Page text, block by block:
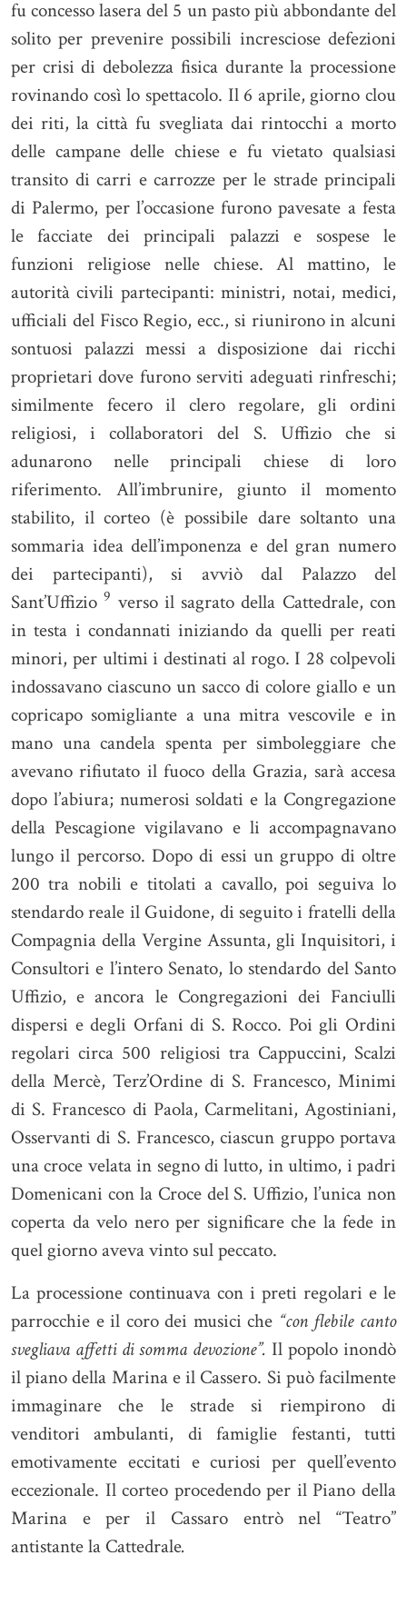
fu concesso lasera del 5 un pasto più abbondante del
solito per prevenire possibili incresciose defezioni
per crisi di debolezza fisica durante la processione
rovinando così lo spettacolo. Il 6 aprile, giorno clou
dei riti, la città fu svegliata dai rintocchi a morto
delle campane delle chiese e fu vietato qualsiasi
transito di carri e carrozze per le strade principali
di Palermo, per l’occasione furono pavesate a festa
le facciate dei principali palazzi e sospese le
funzioni religiose nelle chiese. Al mattino, le
autorità civili partecipanti: ministri, notai, medici,
ufficiali del Fisco Regio, ecc., si riunirono in alcuni
sontuosi palazzi messi a disposizione dai ricchi
proprietari dove furono serviti adeguati rinfreschi;
similmente fecero il clero regolare, gli ordini
religiosi, i collaboratori del S. Uffizio che si
adunarono nelle principali chiese di loro
riferimento. All’imbrunire, giunto il momento
stabilito, il corteo (è possibile dare soltanto una
sommaria idea dell’imponenza e del gran numero
dei partecipanti), si avviò dal Palazzo del
Sant’Uffizio9 verso il sagrato della Cattedrale, con
in testa i condannati iniziando da quelli per reati
minori, per ultimi i destinati al rogo. I 28 colpevoli
indossavano ciascuno un sacco di colore giallo e un
copricapo somigliante a una mitra vescovile e in
mano una candela spenta per simboleggiare che
avevano rifiutato il fuoco della Grazia, sarà accesa
dopo l’abiura; numerosi soldati e la Congregazione
della Pescagione vigilavano e li accompagnavano
lungo il percorso. Dopo di essi un gruppo di oltre
200 tra nobili e titolati a cavallo, poi seguiva lo
stendardo reale il Guidone, di seguito i fratelli della
Compagnia della Vergine Assunta, gli Inquisitori, i
Consultori e l’intero Senato, lo stendardo del Santo
Uffizio, e ancora le Congregazioni dei Fanciulli
dispersi e degli Orfani di S. Rocco. Poi gli Ordini
regolari circa 500 religiosi tra Cappuccini, Scalzi
della Mercè, Terz’Ordine di S. Francesco, Minimi
di S. Francesco di Paola, Carmelitani, Agostiniani,
Osservanti di S. Francesco, ciascun gruppo portava
una croce velata in segno di lutto, in ultimo, i padri
Domenicani con la Croce del S. Uffizio, l’unica non
coperta da velo nero per significare che la fede in
quel giorno aveva vinto sul peccato.
La processione continuava con i preti regolari e le
parrocchie e il coro dei musici che “con flebile canto
svegliava affetti di somma devozione”. Il popolo inondò
il piano della Marina e il Cassero. Si può facilmente
immaginare che le strade si riempirono di
venditori ambulanti, di famiglie festanti, tutti
emotivamente eccitati e curiosi per quell’evento
eccezionale. Il corteo procedendo per il Piano della
Marina e per il Cassaro entrò nel “Teatro”
antistante la Cattedrale.